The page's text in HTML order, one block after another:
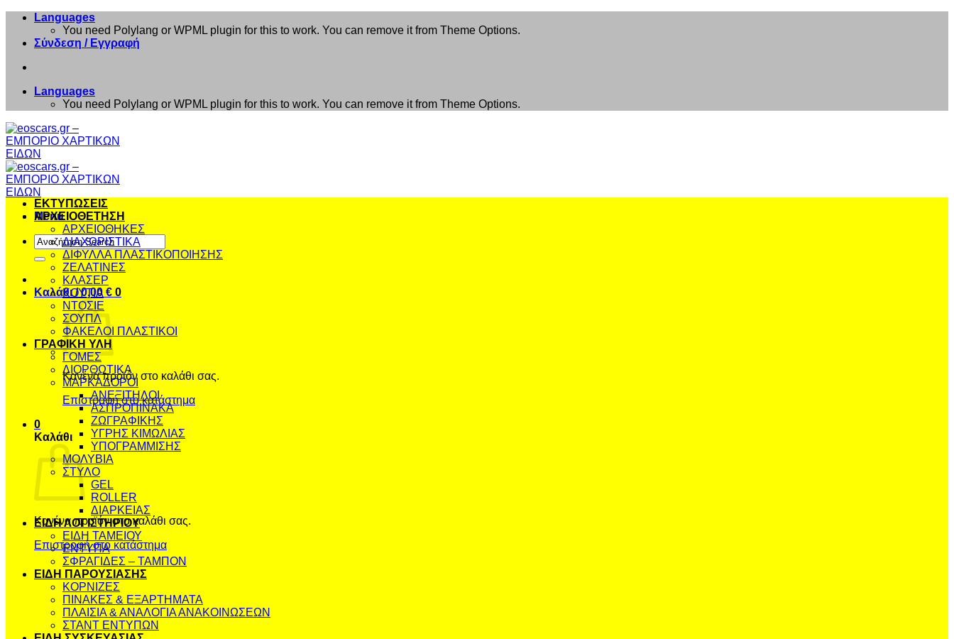
Μετάβαση
περιεχόμενο
Languages
You need Polylang or WPML plugin for this to work. You can remove it from Theme Options.
Σύνδεση / Εγγραφή
Languages
You need Polylang or WPML plugin for this to work. You can remove it from Theme Options.
Menu
Αναζήτηση
για:
Καλάθι /0,00 € 0
Κανένα προϊόν στο καλάθι σας.
Επιστροφή στο κατάστημα
0
Καλάθι
Κανένα προϊόν στο καλάθι σας.
Επιστροφή στο κατάστημα
ΕΚΤΥΠΩΣΕΙΣ
ΑΡΧΕΙΟΘΕΤΗΣΗ
ΑΡΧΕΙΟΘΗΚΕΣ
ΔΙΑΧΩΡΙΣΤΙΚΑ
ΔΙΦΥΛΛΑ ΠΛΑΣΤΙΚΟΠΟΙΗΣΗΣ
ΖΕΛΑΤΙΝΕΣ
ΚΛΑΣΕΡ
ΚΟΥΤΙΑ
ΝΤΟΣΙΕ
ΣΟΥΠΛ
ΦΑΚΕΛΟΙ ΠΛΑΣΤΙΚΟΙ
ΓΡΑΦΙΚΗ ΥΛΗ
ΓΟΜΕΣ
ΔΙΟΡΘΩΤΙΚΑ
ΜΑΡΚΑΔΟΡΟΙ
ΑΝΕΞΙΤΗΛΟΙ
ΑΣΠΡΟΠΙΝΑΚΑ
ΖΩΓΡΑΦΙΚΗΣ
ΥΓΡΗΣ ΚΙΜΩΛΙΑΣ
ΥΠΟΓΡΑΜΜΙΣΗΣ
ΜΟΛΥΒΙΑ
ΣΤΥΛΟ
GEL
ROLLER
ΔΙΑΡΚΕΙΑΣ
ΕΙΔΗ ΛΟΓΙΣΤΗΡΙΟΥ
ΕΙΔΗ ΤΑΜΕΙΟΥ
ΕΝΤΥΠΑ
ΣΦΡΑΓΙΔΕΣ – ΤΑΜΠΟΝ
ΕΙΔΗ ΠΑΡΟΥΣΙΑΣΗΣ
ΚΟΡΝΙΖΕΣ
ΠΙΝΑΚΕΣ & ΕΞΑΡΤΗΜΑΤΑ
ΠΛΑΙΣΙΑ & ΑΝΑΛΟΓΙΑ ΑΝΑΚΟΙΝΩΣΕΩΝ
ΣΤΑΝΤ ΕΝΤΥΠΩΝ